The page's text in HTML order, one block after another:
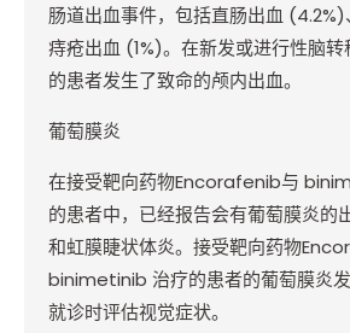
肠道出血事件，包括直肠出血 (4.2%)
痔疮出血 (1%)。在新发或进行性脑转
的患者发生了致命的颅内出血。
葡萄膜炎
在接受靶向药物Encorafenib与
的患者中，已经报告会有葡萄膜炎的
和虹膜睫状体炎。接受靶向药物
binimetinib 治疗的患者的葡萄膜炎
就诊时评估视觉症状。